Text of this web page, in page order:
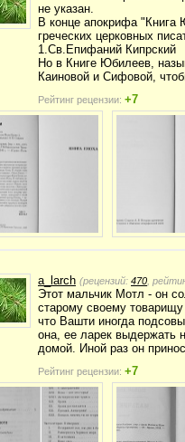
не указан.
В конце апокрифа "Книга
греческих церковных
1.Св.Епифаний Кипрский
Но в Книге Юбилеев,
Каиновой и Сифовой,
Рейтинг рецензии: +7
a_larch (рецензий: 470 ,
Этот мальчик Мотл - он
старому своему
что Вашти иногда
она, ее ларек выдержать
домой. Иной раз он
Рейтинг рецензии: +7